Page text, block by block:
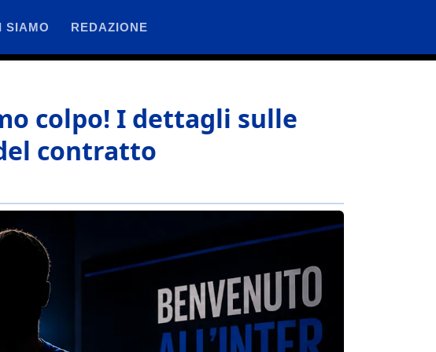
SIAMO REDAZIONE
colpo! I dettagli sulle
contratto